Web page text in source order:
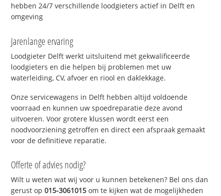
hebben 24/7 verschillende loodgieters actief in Delft en
omgeving
Jarenlange ervaring
Loodgieter Delft werkt uitsluitend met gekwalificeerde
loodgieters en die helpen bij problemen met uw
waterleiding, CV, afvoer en riool en daklekkage.
Onze servicewagens in Delft hebben altijd voldoende
voorraad en kunnen uw spoedreparatie deze avond
uitvoeren. Voor grotere klussen wordt eerst een
noodvoorziening getroffen en direct een afspraak gemaakt
voor de definitieve reparatie.
Offerte of advies nodig?
Wilt u weten wat wij voor u kunnen betekenen? Bel ons dan
gerust op015-3061015 om te kijken wat de mogelijkheden